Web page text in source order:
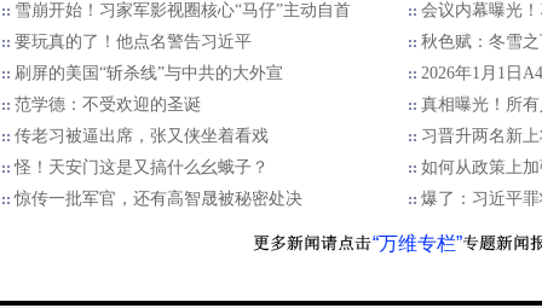
雪崩开始！习家军影视圈核心“马仔”主动自首
会议内幕曝光
要玩真的了！他点名警告习近平
秋色赋：冬雪
刷屏的美国“斩杀线”与中共的大外宣
2026年1月1日
范学德：不受欢迎的圣诞
真相曝光！所
传老习被逼出席，张又侠坐着看戏
习晋升两名新
怪！天安门这是又搞什么幺蛾子？
如何从政策上
惊传一批军官，还有高智晟被秘密处决
爆了：习近平
“万维专栏”